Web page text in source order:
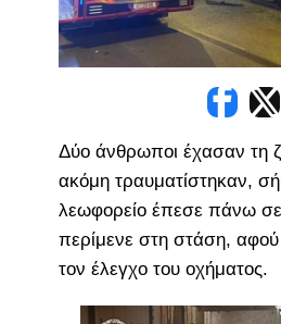
Δύο άνθρωποι έχασαν τη
ακόμη τραυματίστηκαν,
λεωφορείο έπεσε πάνω
περίμενε στη στάση,
τον έλεγχο του οχήματος.